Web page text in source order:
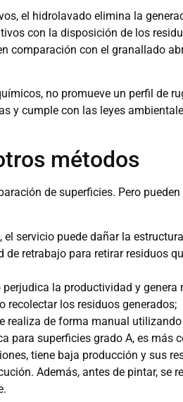
el hidrolavado elimina la
con la disposición de los
comparación con el granallado
no promueve un perfil de
y cumple con las leyes
métodos
de superficies. Pero
servicio puede dañar la
de retrabajo para retirar residuos
la productividad y
recolectar los residuos generados;
realiza de forma manual
para superficies grado A, es más
tiene baja producción y sus
Además, antes de pintar, se